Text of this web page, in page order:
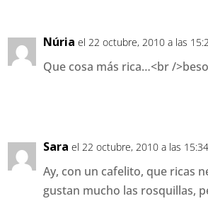
Núria el 22 octubre, 2010 a las
Que cosa más rica…<br /
Sara el 22 octubre, 2010 a las 15:34
Ay, con un cafelito, que ricas
gustan mucho las rosquillas,